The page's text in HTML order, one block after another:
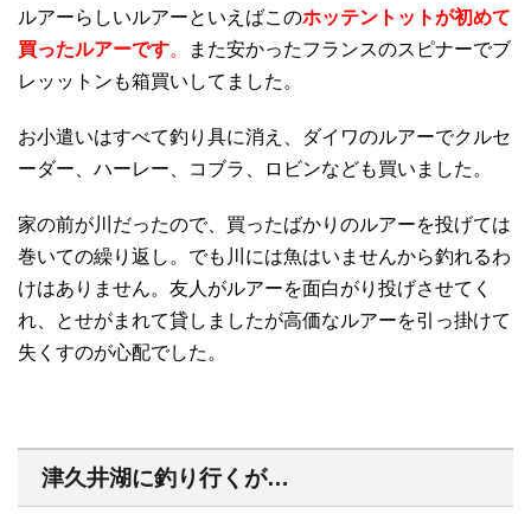
ルアーらしいルアーといえばこのホッテントットが初めて
買ったルアーです。
また安かったフランスのスピナーでブ
レッットンも箱買いしてました。
お小遣いはすべて釣り具に消え、ダイワのルアーでクルセ
ーダー、ハーレー、コブラ、ロビンなども買いました。
家の前が川だったので、買ったばかりのルアーを投げては
巻いての繰り返し。でも川には魚はいませんから釣れるわ
けはありません。友人がルアーを面白がり投げさせてく
れ、とせがまれて貸しましたが高価なルアーを引っ掛けて
失くすのが心配でした。
津久井湖に釣り行くが…